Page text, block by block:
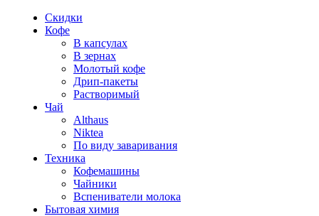
Скидки
Кофе
В капсулах
В зернах
Молотый кофе
Дрип-пакеты
Растворимый
Чай
Althaus
Niktea
По виду заваривания
Техника
Кофемашины
Чайники
Вспениватели молока
Бытовая химия